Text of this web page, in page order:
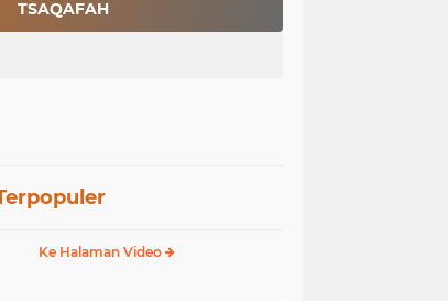
Membahayakan Presiden
Fenomena Court of Netizen: Urgensi Kepastian Standar Hukum dan Moral dalam Perspektif Islam
TSAQAFAH
Ke Halaman Video